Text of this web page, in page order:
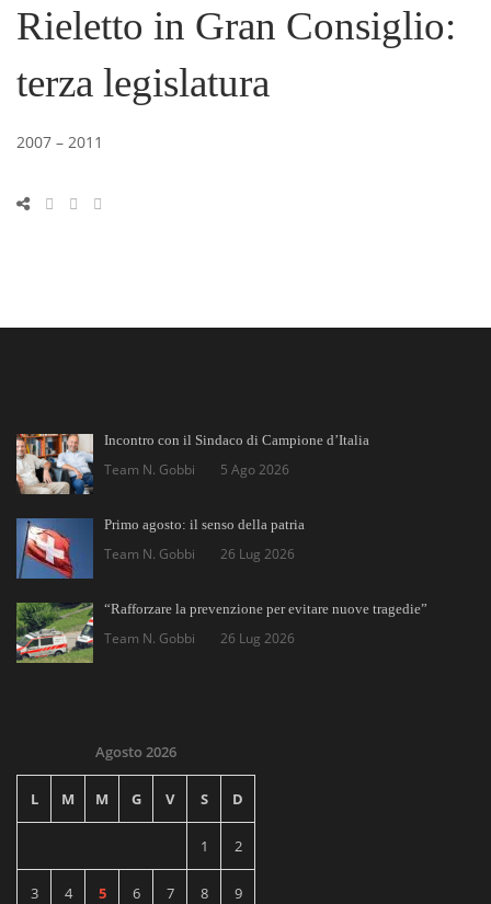
Rieletto in Gran Consiglio:
terza legislatura
2007 – 2011
Incontro con il Sindaco di Campione d’Italia
Team N. Gobbi 5 Ago 2026
Primo agosto: il senso della patria
Team N. Gobbi 26 Lug 2026
“Rafforzare la prevenzione per evitare nuove tragedie”
Team N. Gobbi 26 Lug 2026
Agosto 2026
L M M G V S D
1 2
3 4 5 6 7 8 9